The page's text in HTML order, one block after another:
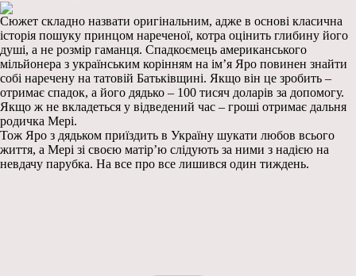
Сюжет складно назвати оригінальним, адже в основі класична
історія пошуку принцом нареченої, котра оцінить глибину його
душі, а не розмір гаманця. Спадкоємець американського
мільйонера з українським корінням на ім’я Яро повинен знайти
собі наречену на татовій Батьківщині. Якщо він це зробить –
отримає спадок, а його дядько – 100 тисяч доларів за допомогу.
Якщо ж не вкладеться у відведений час – гроші отримає дальня
родичка Мері.
Тож Яро з дядьком приїздить в Україну шукати любов всього
життя, а Мері зі своєю матір’ю слідують за ними з надією на
невдачу парубка. На все про все лишився один тиждень.